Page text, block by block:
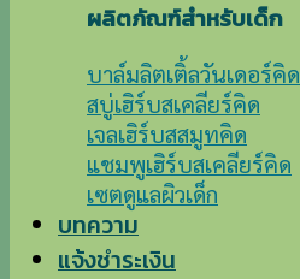
ผลิตภัณฑ์สำหรับเด็ก
บาล์มลิตเติ้ลวันเดอร์คิด
สบู่เฮิร์บสเคลียร์คิด
เจลเฮิร์บสสมูทคิด
แชมพูเฮิร์บสเคลียร์คิด
เซตดูแลผิวเด็ก
บทความ
แจ้งชำระเงิน